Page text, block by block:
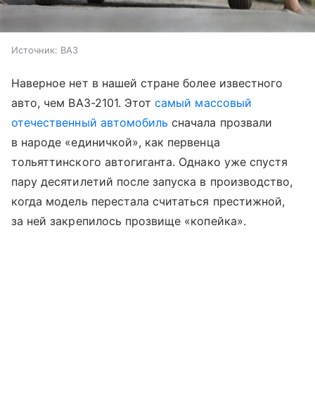
Источник: ВАЗ
Наверное нет в нашей стране более известного
авто, чем ВАЗ-2101. Этотсамый массовый
отечественный автомобиль сначала прозвали
в народе «единичкой», как первенца
тольяттинского автогиганта. Однако уже спустя
пару десятилетий после запуска в производство,
когда модель перестала считаться престижной,
за ней закрепилось прозвище «копейка».